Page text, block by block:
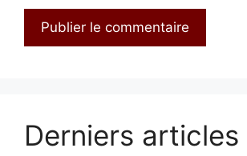
Derniers articles